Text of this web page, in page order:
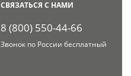
СВЯЗАТЬСЯ С НАМИ
8 (800) 550-44-66
Звонок по России бесплатный